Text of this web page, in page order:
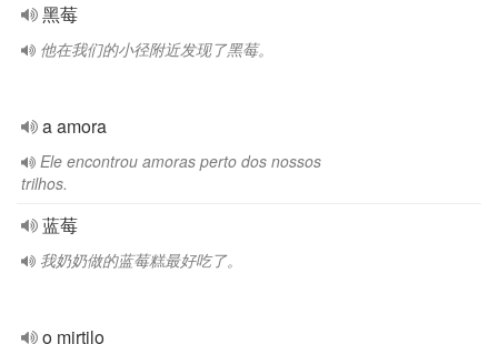
黑莓
他在我们的小径附近发现了黑莓。
a amora
Ele encontrou amoras perto dos nossos
trilhos.
蓝莓
我奶奶做的蓝莓糕最好吃了。
o mirtilo